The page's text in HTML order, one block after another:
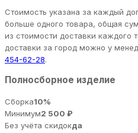
Стоимость указана за каждый
больше одного товара, общая
из стоимости доставки каждого
доставки за город можно у
454-62-28.
Полносборное изделие
Сборка10%
Минимум2 500 ₽
Без учёта скидокда